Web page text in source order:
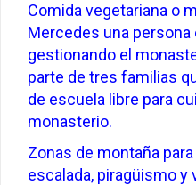
Comida vegetariana o
Mercedes una
gestionando el
parte de tres familias
de escuela libre para
monasterio.
Zonas de montaña
escalada, piragüismo y